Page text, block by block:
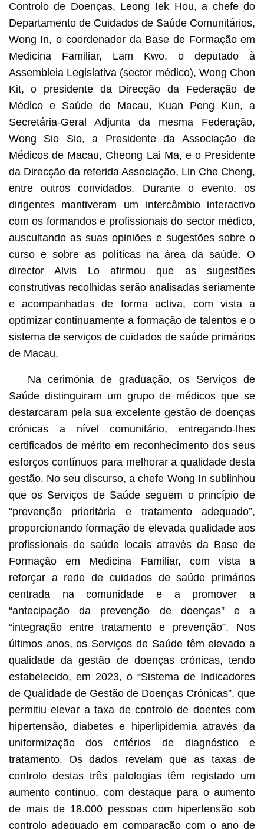
Controlo de Doenças, Leong Iek Hou, a chefe do
Departamento de Cuidados de Saúde Comunitários,
Wong In, o coordenador da Base de Formação em
Medicina Familiar, Lam Kwo, o deputado à
Assembleia Legislativa (sector médico), Wong Chon
Kit, o presidente da Direcção da Federação de
Médico e Saúde de Macau, Kuan Peng Kun, a
Secretária-Geral Adjunta da mesma Federação,
Wong Sio Sio, a Presidente da Associação de
Médicos de Macau, Cheong Lai Ma, e o Presidente
da Direcção da referida Associação, Lin Che Cheng,
entre outros convidados. Durante o evento, os
dirigentes mantiveram um intercâmbio interactivo
com os formandos e profissionais do sector médico,
auscultando as suas opiniões e sugestões sobre o
curso e sobre as políticas na área da saúde. O
director Alvis Lo afirmou que as sugestões
construtivas recolhidas serão analisadas seriamente
e acompanhadas de forma activa, com vista a
optimizar continuamente a formação de talentos e o
sistema de serviços de cuidados de saúde primários
de Macau.
Na cerimónia de graduação, os Serviços de
Saúde distinguiram um grupo de médicos que se
destarcaram pela sua excelente gestão de doenças
crónicas a nível comunitário, entregando-lhes
certificados de mérito em reconhecimento dos seus
esforços contínuos para melhorar a qualidade desta
gestão. No seu discurso, a chefe Wong In sublinhou
que os Serviços de Saúde seguem o princípio de
“prevenção prioritária e tratamento adequado”,
proporcionando formação de elevada qualidade aos
profissionais de saúde locais através da Base de
Formação em Medicina Familiar, com vista a
reforçar a rede de cuidados de saúde primários
centrada na comunidade e a promover a
“antecipação da prevenção de doenças” e a
“integração entre tratamento e prevenção”. Nos
últimos anos, os Serviços de Saúde têm elevado a
qualidade da gestão de doenças crónicas, tendo
estabelecido, em 2023, o “Sistema de Indicadores
de Qualidade de Gestão de Doenças Crónicas”, que
permitiu elevar a taxa de controlo de doentes com
hipertensão, diabetes e hiperlipidemia através da
uniformização dos critérios de diagnóstico e
tratamento. Os dados revelam que as taxas de
controlo destas três patologias têm registado um
aumento contínuo, com destaque para o aumento
de mais de 18.000 pessoas com hipertensão sob
controlo adequado em comparação com o ano de